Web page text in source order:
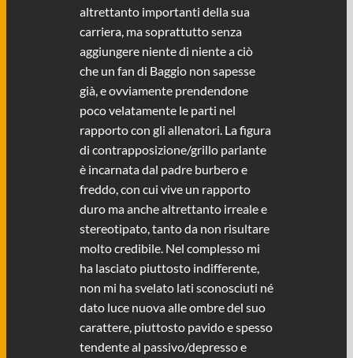
altrettanto importanti della sua
carriera, ma soprattutto senza
aggiungere niente di niente a ciò
che un fan di Baggio non sapesse
già, e ovviamente prendendone
poco velatamente le parti nel
rapporto con gli allenatori. La figura
di contrapposizione/grillo parlante
è incarnata dal padre burbero e
freddo, con cui vive un rapporto
duro ma anche altrettanto irreale e
stereotipato, tanto da non risultare
molto credibile. Nel complesso mi
ha lasciato piuttosto indifferente,
non mi ha svelato lati sconosciuti né
dato luce nuova alle ombre del suo
carattere, piuttosto pavido e spesso
tendente al passivo/depresso e